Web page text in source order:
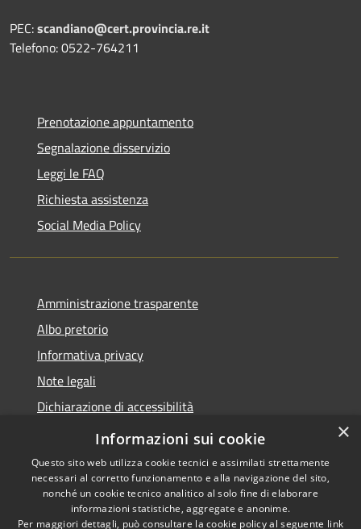
PEC:scandiano@cert.provincia.re.it
Telefono: 0522-764211
Prenotazione appuntamento
Segnalazione disservizio
Leggi le FAQ
Richiesta assistenza
Social Media Policy
Amministrazione trasparente
Albo pretorio
Informativa privacy
Note legali
Dichiarazione di accessibilità
Piano di miglioramento del sito
Copyright © 2026 • Comune di
×
Informazioni sui cookie
Questo sito web utilizza cookie tecnici e assimilati strettamente
necessari al corretto funzionamento e alla navigazione del sito,
nonché un cookie tecnico analitico al solo fine di elaborare
informazioni statistiche, aggregate e anonime.
Per maggiori dettagli, può consultare la cookie policy al seguente link